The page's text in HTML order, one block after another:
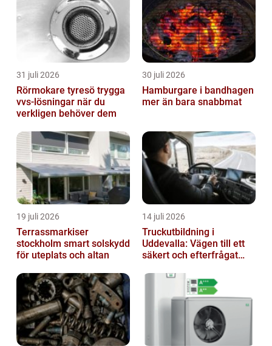
31 juli 2026
Rörmokare tyresö trygga
vvs-lösningar när du
verkligen behöver dem
30 juli 2026
Hamburgare i bandhagen
mer än bara snabbmat
19 juli 2026
Terrassmarkiser
stockholm smart solskydd
för uteplats och altan
14 juli 2026
Truckutbildning i
Uddevalla: Vägen till ett
säkert och efterfrågat